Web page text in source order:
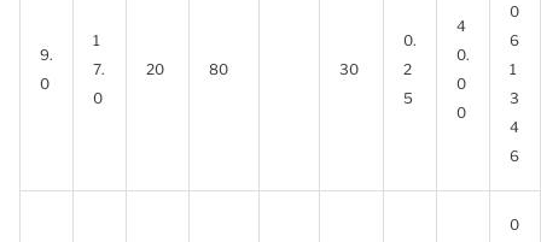
9.
0
1
7.
0
20 80 30
0.
2
5
4
0.
0
0
0
6
1
3
4
6
0